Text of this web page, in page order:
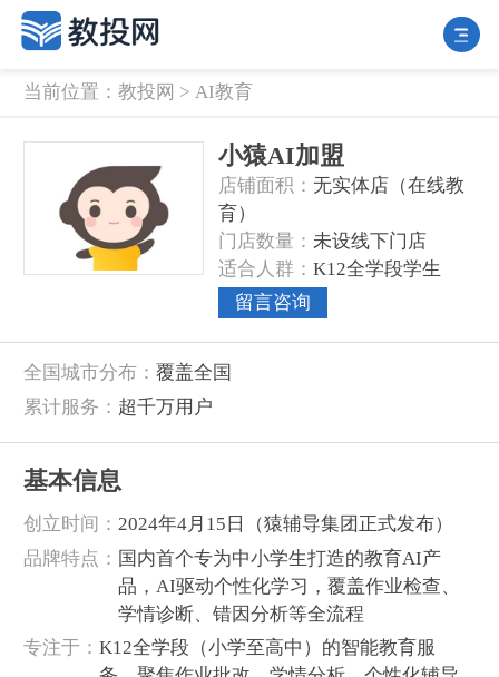
当前位置： 教投网 > AI教育
小猿AI加盟
‌店铺面积‌： 无实体店（在线教
育）
‌门店数量‌： 未设线下门店
‌适合人群‌： K12全学段学生
留言咨询
‌全国城市分布‌： 覆盖全国
‌累计服务‌： 超千万用户
基本信息
‌创立时间‌： 2024年4月15日（猿辅导集团正式发布）
‌品牌特点‌： 国内首个专为中小学生打造的教育AI产
品，AI驱动个性化学习，覆盖作业检查、
学情诊断、错因分析等全流程
‌专注于‌： K12全学段（小学至高中）的智能教育服